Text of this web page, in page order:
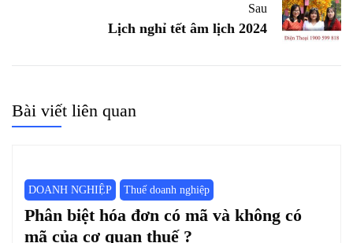
Sau
Lịch nghỉ tết âm lịch 2024
Bài viết liên quan
DOANH NGHIỆP Thuế doanh nghiệp
Phân biệt hóa đơn có mã và không có
mã của cơ quan thuế ?